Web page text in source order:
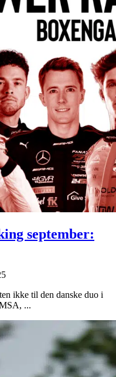
september:
ikke til den danske duo i
...